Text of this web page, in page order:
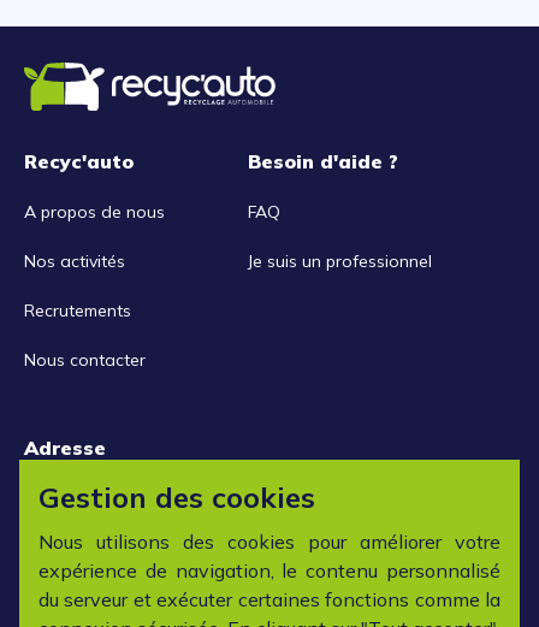
Recyc'auto
A propos de nous
Nos activités
Recrutements
Nous contacter
Besoin d'aide ?
FAQ
Je suis un professionnel
Adresse
15 rue de la Libération
42152 L'horme
Horaires
Gestion des cookies
Nous utilisons des cookies pour améliorer votre
expérience de navigation, le contenu personnalisé
du serveur et exécuter certaines fonctions comme la